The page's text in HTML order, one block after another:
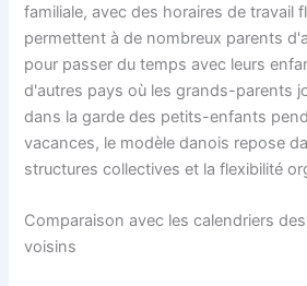
familiale, avec des horaires de travail
permettent à de nombreux parents
pour passer du temps avec leurs
d'autres pays où les grands-parents
dans la garde des petits-enfants
vacances, le modèle danois repose
structures collectives et la flexibilité
Comparaison avec les calendriers
voisins